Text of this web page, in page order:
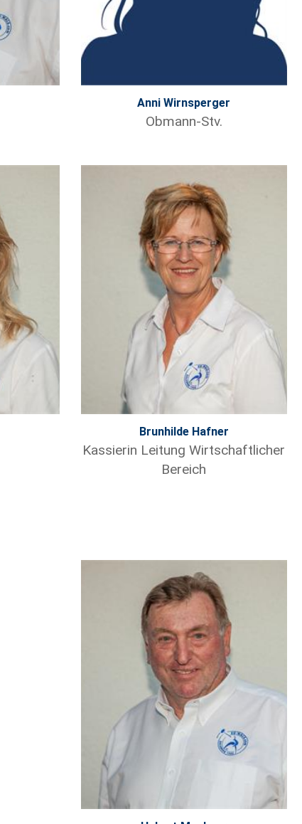
Anni Wirnsperger
Obmann-Stv.
Brunhilde Hafner
Kassierin Leitung Wirtschaftlicher
Bereich